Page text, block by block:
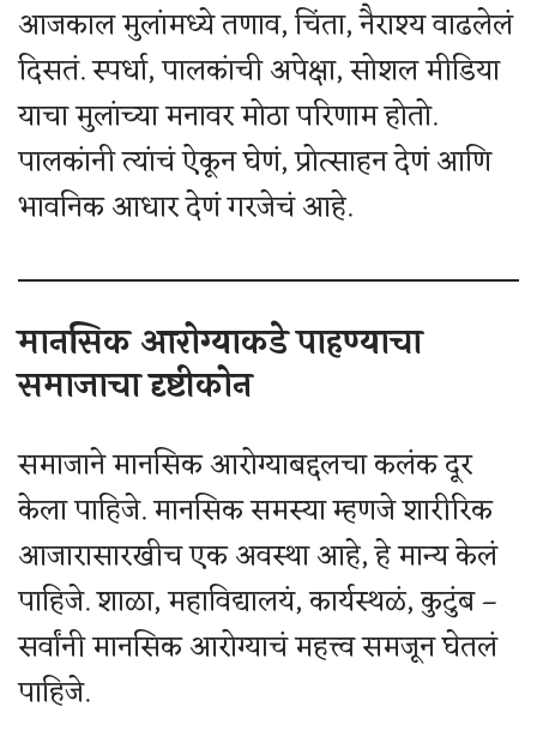
आजकाल मुलांमध्ये तणाव, चिंता, नैराश्य वाढलेलं
दिसतं. स्पर्धा, पालकांची अपेक्षा, सोशल मीडिया
याचा मुलांच्या मनावर मोठा परिणाम होतो.
पालकांनी त्यांचं ऐकून घेणं, प्रोत्साहन देणं आणि
भावनिक आधार देणं गरजेचं आहे.
मानसिक आरोग्याकडे पाहण्याचा
समाजाचा दृष्टीकोन
समाजाने मानसिक आरोग्याबद्दलचा कलंक दूर
केला पाहिजे. मानसिक समस्या म्हणजे शारीरिक
आजारासारखीच एक अवस्था आहे, हे मान्य केलं
पाहिजे. शाळा, महाविद्यालयं, कार्यस्थळं, कुटुंब –
सर्वांनी मानसिक आरोग्याचं महत्त्व समजून घेतलं
पाहिजे.